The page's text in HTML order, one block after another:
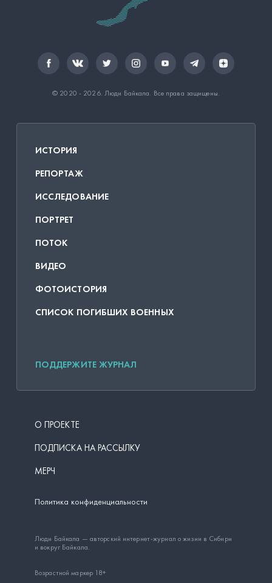
© 2020 - 2026. Люди Байкала . Все права защищены.
ИСТОРИЯ
РЕПОРТАЖ
ИССЛЕДОВАНИЕ
ПОРТРЕТ
ПОТОК
ВИДЕО
ФОТОИСТОРИЯ
СПИСОК ПОГИБШИХ ВОЕННЫХ
ПОДДЕРЖИТЕ ЖУРНАЛ
О ПРОЕКТЕ
ПОДПИСКА НА РАССЫЛКУ
МЕРЧ
Политика конфиденциальности
Люди Байкала — авторский интернет-журнал о жизни в Сибири
и вокруг Байкала.
Возрастной маркер 18+